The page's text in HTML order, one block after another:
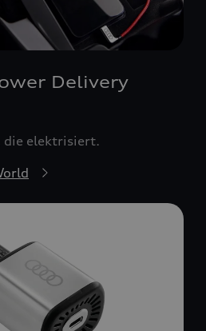
Delivery
die elektrisiert.